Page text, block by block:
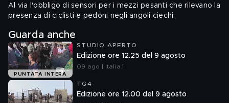
Al via l'obbligo di sensori per i mezzi pesanti che rilevano la
presenza di ciclisti e pedoni negli angoli ciechi.
Guarda anche
PUNTATA INTERA
STUDIO APERTO
Edizione ore 12.25 del 9 agosto
09 ago | Italia 1
TG4
Edizione ore 12.00 del 9 agosto